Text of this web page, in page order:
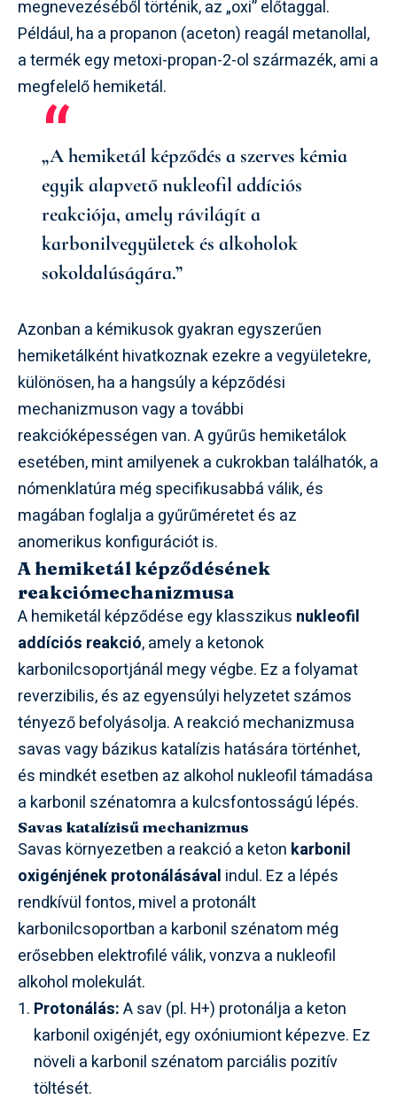
megnevezéséből történik, az „oxi” előtaggal.
Például, ha a propanon (aceton) reagál metanollal,
a termék egy metoxi-propan-2-ol származék, ami a
megfelelő hemiketál.
„A hemiketál képződés a szerves kémia
egyik alapvető nukleofil addíciós
reakciója, amely rávilágít a
karbonilvegyületek és alkoholok
sokoldalúságára.”
Azonban a kémikusok gyakran egyszerűen
hemiketálként hivatkoznak ezekre a vegyületekre,
különösen, ha a hangsúly a képződési
mechanizmuson vagy a további
reakcióképességen van. A gyűrűs hemiketálok
esetében, mint amilyenek a cukrokban találhatók, a
nómenklatúra még specifikusabbá válik, és
magában foglalja a gyűrűméretet és az
anomerikus konfigurációt is.
A hemiketál képződésének
reakciómechanizmusa
A hemiketál képződése egy klasszikus nukleofil
addíciós reakció, amely a ketonok
karbonilcsoportjánál megy végbe. Ez a folyamat
reverzibilis, és az egyensúlyi helyzetet számos
tényező befolyásolja. A reakció mechanizmusa
savas vagy bázikus katalízis hatására történhet,
és mindkét esetben az alkohol nukleofil támadása
a karbonil szénatomra a kulcsfontosságú lépés.
Savas katalízisű mechanizmus
Savas környezetben a reakció a keton karbonil
oxigénjének protonálásával indul. Ez a lépés
rendkívül fontos, mivel a protonált
karbonilcsoportban a karbonil szénatom még
erősebben elektrofilé válik, vonzva a nukleofil
alkohol molekulát.
Protonálás:A sav (pl. H+) protonálja a keton
karbonil oxigénjét, egy oxóniumiont képezve. Ez
növeli a karbonil szénatom parciális pozitív
töltését.